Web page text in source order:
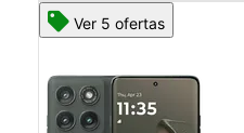
Ver 5 ofertas